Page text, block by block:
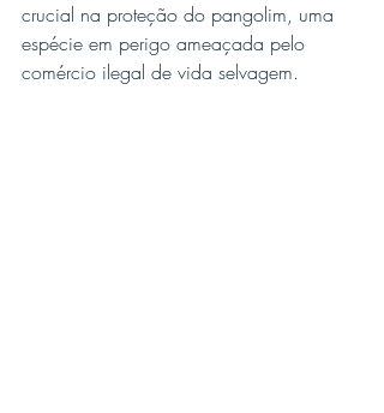
crucial na proteção do pangolim, uma
espécie em perigo ameaçada pelo
comércio ilegal de vida selvagem.